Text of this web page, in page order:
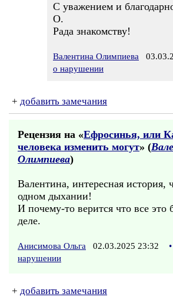
С уважением и
О.
Рада знакомству!
Валентина Олимпиева
о нарушении
+ добавить замечания
Рецензия на «Ефросинья, или
человека изменить могут» (
Олимпиева)
Валентина, интересная история,
одном дыхании!
И почему-то верится что все это
деле.
Анисимова Ольга 02.03.2025 23:32 •
нарушении
+ добавить замечания